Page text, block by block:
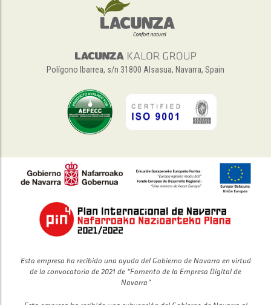
Polígono Ibarrea, s/n 31800 Alsasua, Navarra, Spain
Esta empresa ha recibido una ayuda del Gobierno de Navarra en virtud
de la convocatoria de 2021 de “Fomento de la Empresa Digital de
Navarra”